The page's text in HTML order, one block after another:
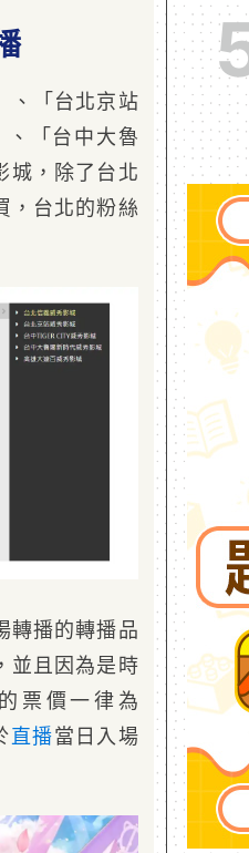
、「台北京站
「台中大魯
城，除了台北
，台北的粉絲
轉播的轉播品
並且因為是時
票價一律為
直播當日入場